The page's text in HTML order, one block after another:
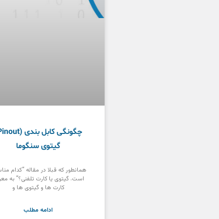
گیتوی سنگوما
همانطور که قبلا در مقاله “کدام
است، گیتوی یا کارت تلفنی؟” به
کارت ها و گیتوی ها و
ادامه مطلب